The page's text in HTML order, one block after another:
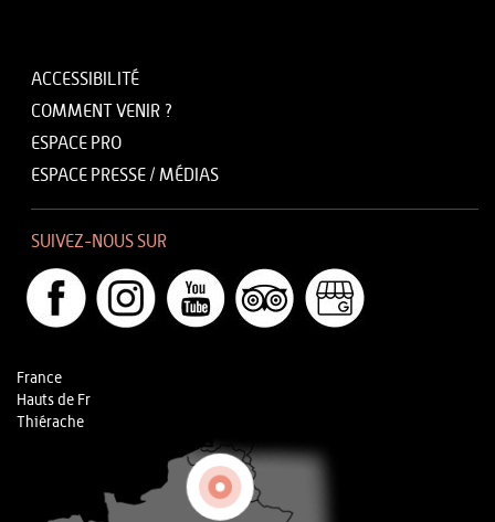
ACCESSIBILITÉ
COMMENT VENIR ?
ESPACE PRO
ESPACE PRESSE / MÉDIAS
SUIVEZ-NOUS SUR
France
Hauts de Fr
Thiérache